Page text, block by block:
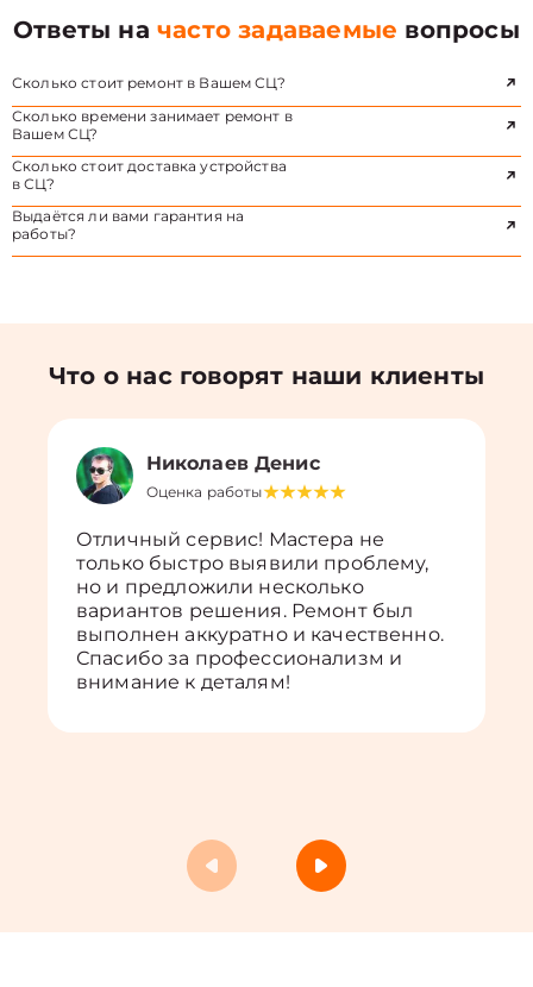
Ответы начасто задаваемые вопросы
Сколько стоит ремонт в Вашем СЦ?
Сколько времени занимает ремонт в
Вашем СЦ?
Сколько стоит доставка устройства
в СЦ?
Выдаётся ли вами гарантия на
работы?
Что о нас говорят наши клиенты
Николаев Денис
Оценка работы
Отличный сервис! Мастера не
только быстро выявили проблему,
но и предложили несколько
вариантов решения. Ремонт был
выполнен аккуратно и качественно.
Спасибо за профессионализм и
внимание к деталям!